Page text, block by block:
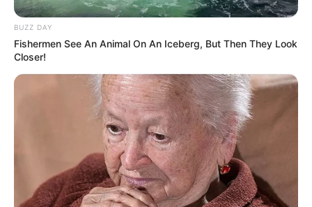
BUZZ DAY
Fishermen See An Animal On An Iceberg, But Then They Look
Closer!